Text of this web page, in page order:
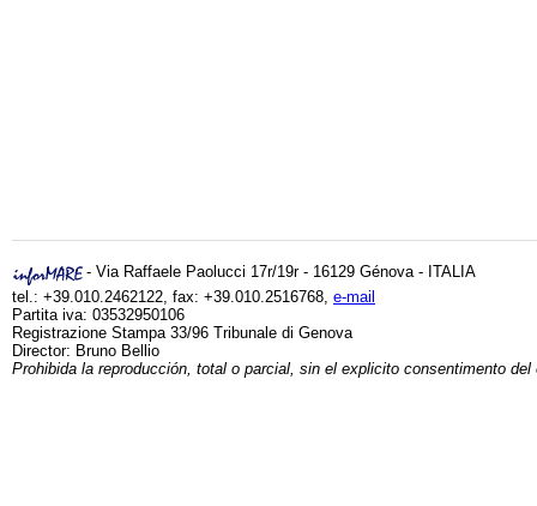
- Via Raffaele Paolucci 17r/19r - 16129 Génova - ITALIA
tel.: +39.010.2462122, fax: +39.010.2516768, e-mail
Partita iva: 03532950106
Registrazione Stampa 33/96 Tribunale di Genova
Director: Bruno Bellio
Prohibida la reproducción, total o parcial, sin el explicito consentimento del